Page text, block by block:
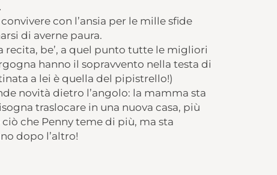
con l’ansia per le mille sfide
di averne paura.
be’, a quel punto tutte le migliori
hanno il sopravvento nella testa di
a lei è quella del pipistrello!)
novità dietro l’angolo: la mamma sta
traslocare in una nuova casa, più
che Penny teme di più, ma sta
dopo l’altro!